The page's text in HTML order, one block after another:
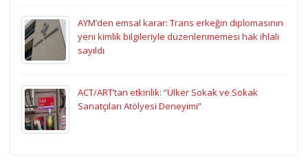
AYM’den emsal karar: Trans erkeğin diplomasının
yeni kimlik bilgileriyle düzenlenmemesi hak ihlali
sayıldı
ACT/ART’tan etkinlik: “Ülker Sokak ve Sokak
Sanatçıları Atölyesi Deneyimi”